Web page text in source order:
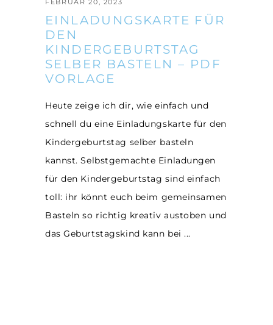
FEBRUAR 20, 2023
EINLADUNGSKARTE FÜR
DEN
KINDERGEBURTSTAG
SELBER BASTELN – PDF
VORLAGE
Heute zeige ich dir, wie einfach und
schnell du eine Einladungskarte für den
Kindergeburtstag selber basteln
kannst. Selbstgemachte Einladungen
für den Kindergeburtstag sind einfach
toll: ihr könnt euch beim gemeinsamen
Basteln so richtig kreativ austoben und
das Geburtstagskind kann bei